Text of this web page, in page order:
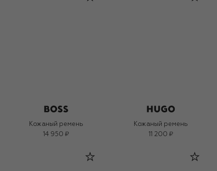
Кожаный ремень
14 950 ₽
Кожаный ремень
11 200 ₽